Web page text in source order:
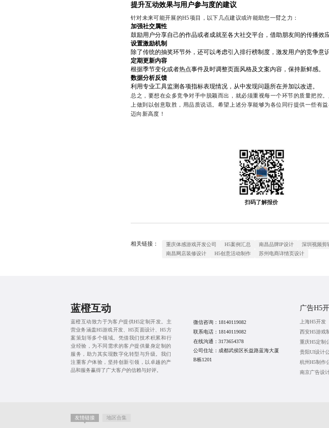
提升互动效果与用户参与度的建议
针对未来可能开展的H5项目，以下几点建议或许能助您一臂之力：
加强社交属性
鼓励用户分享自己的作品或者成就至各大社交平台，借助朋友间的传播效
设置激励机制
除了传统的抽奖环节外，还可以考虑引入排行榜制度，激发用户的竞争意识
定期更新内容
根据季节变化或者热点事件及时调整页面风格及文案内容，保持新鲜感。
数据分析反馈
利用专业工具监测各项指标表现情况，从中发现问题所在并加以改进。
总之，要想在众多竞争对手中脱颖而出，就必须重视每一个环节的质量把控
上做到以创意取胜，用品质说话。希望上述分享能够为各位同行提供一些有
迈向新高度！
扫码了解报价
相关链接： 重庆体感游戏开发公司 H5案例汇总 南昌品牌IP设计 深圳视频剪
南昌网店装修设计
H5创意活动制作 苏州电商详情页设计
蓝橙互动
蓝橙互动致力于为客户提供H5定制开发 。主
营业务涵盖H5游戏开发、H5页面设计 、H5方
案策划 等多个领域。凭借我们技术积累和行
业经验，为不同需求的客户提供量身定制的
服务，助力其实现数字化转型与升级。我们
注重客户体验，坚持创新引领，以卓越的产
品和服务赢得了广大客户的信赖与好评。
微信咨询： 18140119082
联系电话： 18140119082
在线沟通： 3173654378
公司住址：成都武侯区长益路蓝海大厦
B栋1201
广告H5
上海H5开发
西安H5游戏
重庆H5定制
贵阳UI设计
杭州H5制作
南京广告设
友情链接 地区合集